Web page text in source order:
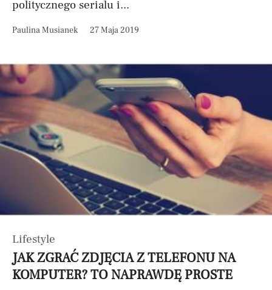
politycznego serialu i...
Paulina Musianek 27 Maja 2019
Lifestyle
JAK ZGRAĆ ZDJĘCIA Z TELEFONU NA
KOMPUTER? TO NAPRAWDĘ PROSTE